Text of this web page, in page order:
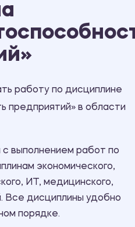
работу по дисциплине
предприятий» в области
выполнением работ по
экономического,
ИТ, медицинского,
Все дисциплины удобно
порядке.